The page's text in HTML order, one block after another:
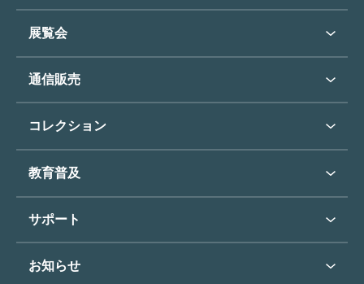
ご利用案内トップ
開館時間・休館日
アクセス
団体のご利用について
バリアフリー／小さなお子様
展覧会
展覧会・イベントトップ
次回の展覧会
展覧会スケジュール
過去の展覧会
通信販売
通信販売トップ
コレクション
コレクショントップ
東郷青児
コレクションハイライト
教育普及
教育普及トップ
オンラインで美術鑑賞
サポート
よくあるご質問
お知らせ